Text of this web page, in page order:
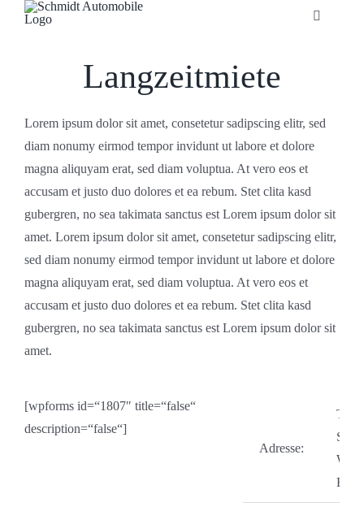
Toggle
Fahrzeuge
Neuheiten
Bonuskarte
Langzeitmiete
Lorem ipsum dolor sit amet, consetetur sadipscing elitr, sed
diam nonumy eirmod tempor invidunt ut labore et dolore
magna aliquyam erat, sed diam voluptua. At vero eos et
accusam et justo duo dolores et ea rebum. Stet clita kasd
gubergren, no sea takimata sanctus est Lorem ipsum dolor sit
amet. Lorem ipsum dolor sit amet, consetetur sadipscing elitr,
sed diam nonumy eirmod tempor invidunt ut labore et dolore
magna aliquyam erat, sed diam voluptua. At vero eos et
accusam et justo duo dolores et ea rebum. Stet clita kasd
gubergren, no sea takimata sanctus est Lorem ipsum dolor sit
amet.
[wpforms id=“1807″ title=“false“
description=“false“]
Adresse:
Str.